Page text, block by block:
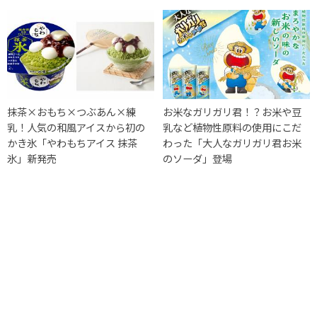
抹茶×おもち×つぶあん×練
乳！人気の和風アイスから初の
かき氷「やわもちアイス 抹茶
氷」新発売
お米なガリガリ君！？お米や豆
乳など植物性原料の使用にこだ
わった「大人なガリガリ君お米
のソーダ」登場